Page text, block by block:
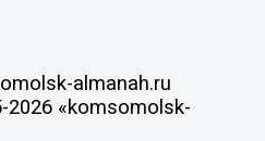
almanah.ru
«komsomolsk-